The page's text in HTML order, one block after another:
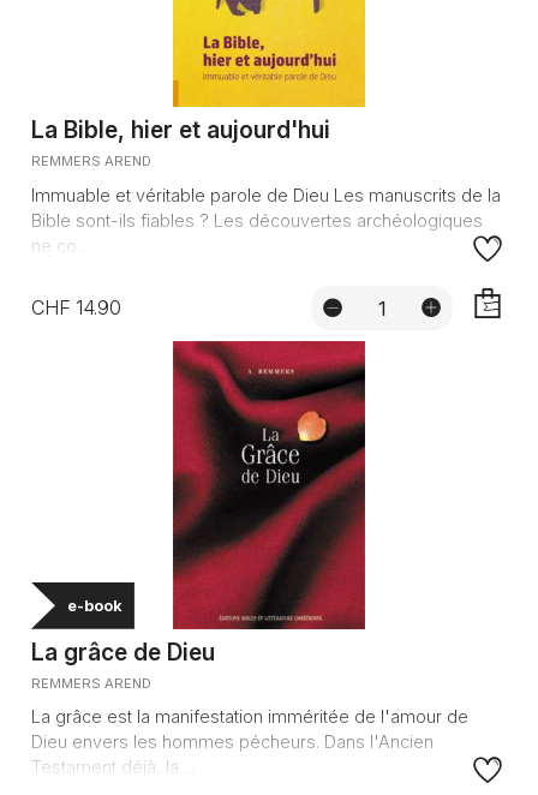
La Bible, hier et aujourd'hui
REMMERS AREND
Immuable et véritable parole de Dieu Les manuscrits de la
Bible sont-ils fiables ? Les découvertes archéologiques
ne co...
CHF 14.90
e-book
La grâce de Dieu
REMMERS AREND
La grâce est la manifestation imméritée de l'amour de
Dieu envers les hommes pécheurs. Dans l'Ancien
Testament déjà, la ...